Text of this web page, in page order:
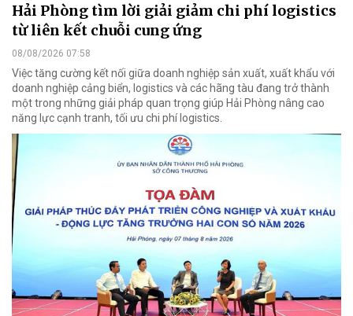
Hải Phòng tìm lời giải giảm chi phí logistics
từ liên kết chuỗi cung ứng
08/08/2026 07:58
Việc tăng cường kết nối giữa doanh nghiệp sản xuất, xuất khẩu với
doanh nghiệp cảng biển, logistics và các hãng tàu đang trở thành
một trong những giải pháp quan trọng giúp Hải Phòng nâng cao
năng lực cạnh tranh, tối ưu chi phí logistics.